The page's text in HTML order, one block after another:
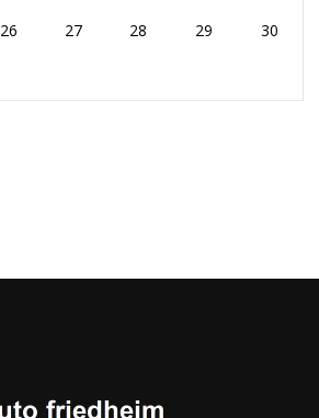
26 27 28 29 30